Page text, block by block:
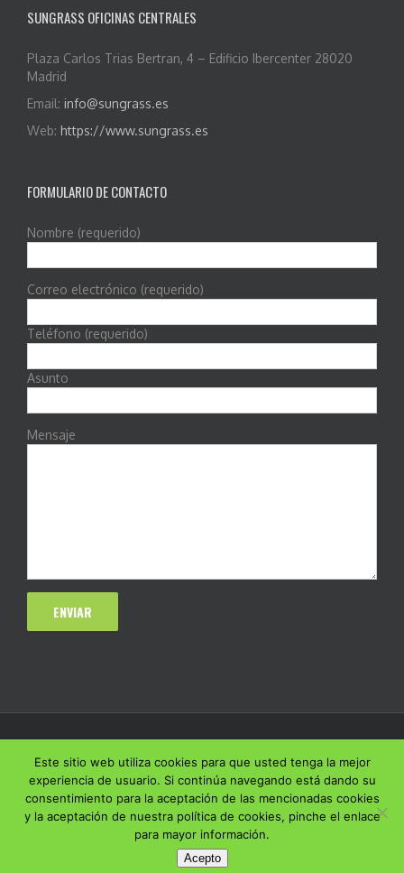
SUNGRASS OFICINAS CENTRALES
Plaza Carlos Trias Bertran, 4 – Edificio Ibercenter 28020
Madrid
Email: info@sungrass.es
Web: https://www.sungrass.es
FORMULARIO DE CONTACTO
Nombre (requerido)
Correo electrónico (requerido)
Teléfono (requerido)
Asunto
Mensaje
Este sitio web utiliza cookies para que usted tenga la mejor
experiencia de usuario. Si continúa navegando está dando su
consentimiento para la aceptación de las mencionadas cookies
y la aceptación de nuestra política de cookies, pinche el enlace
para mayor información.
Acepto